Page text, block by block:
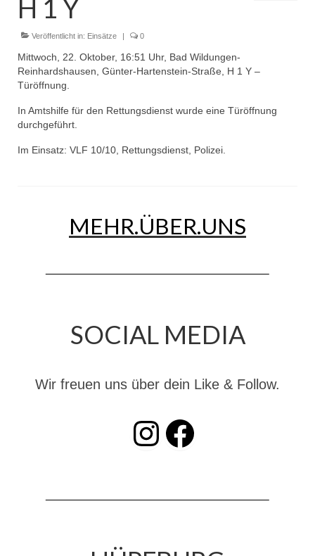
Dienstplan
Einsätze
Einsatzstichworte
Jugendfeuerwehr
Infos
Dienstplan
Kreiszeltlager 2023
Dienstplan
GDekonP-Zug
10 Jahre KatS-Zug
H 1 Y
Veröffentlicht in: Einsätze | 0
Mittwoch, 22. Oktober, 16:51 Uhr, Bad Wildungen-
Reinhardshausen, Günter-Hartenstein-Straße, H 1 Y –
Türöffnung.
In Amtshilfe für den Rettungsdienst wurde eine Türöffnung
durchgeführt.
Im Einsatz: VLF 10/10, Rettungsdienst, Polizei.
MEHR.ÜBER.UNS
SOCIAL MEDIA
Wir freuen uns über dein Like & Follow.
INSTAGRAM Facebook